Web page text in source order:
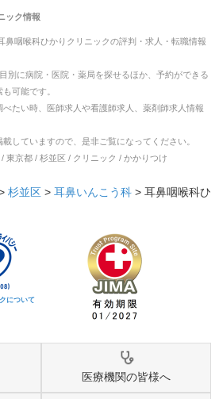
ック情報
鼻咽喉科ひかりクリニックの評判・求人・転職情報
別に病院・医院・薬局を探せるほか、予約ができる
可能です。
たい時、医師求人や看護師求人、薬剤師求人情報
していますので、是非ご覧になってください。
東京都 / 杉並区 / クリニック / かかりつけ
杉並区 > 耳鼻いんこう科 > 耳鼻咽喉科ひ
について
医療機関の皆様へ